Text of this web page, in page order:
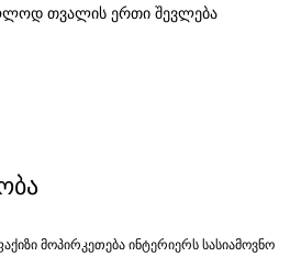
თვალის ერთი შევლება
მოპირკეთება ინტერიერს სასიამოვნო